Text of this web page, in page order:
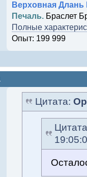
Верховная Длань
Печаль.Браслет
Полные
Опыт: 199 999
Цитата: